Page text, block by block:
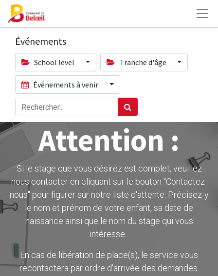
Événements
School level Tranche d'âge
Événements à venir
Attention :
Si le stage que vous désirez est complet, veuillez
nous contacter en cliquant sur le bouton ''Contactez-
nous" pour figurer sur notre liste d'attente. Précisez-y
le nom et prénom de votre enfant, sa date de
naissance ainsi que le nom du stage qui vous
intéresse.
En cas de libération de place(s), le service vous
recontactera par ordre d'arrivée des demandes.